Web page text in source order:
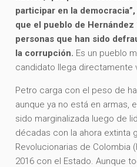
participar en la
que el pueblo de Hernández
personas que han sido
la corrupción. Es un pueblo
candidato llega directamente
Petro carga con el peso de
aunque ya no está en armas,
sido marginalizada luego de
décadas con la ahora extinta
Revolucionarias de Colombia
2016 con el Estado. Aunque